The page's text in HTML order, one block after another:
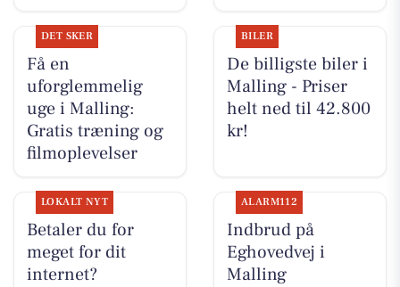
DET SKER
Få en
uforglemmelig
uge i Malling:
Gratis træning og
filmoplevelser
BILER
De billigste biler i
Malling - Priser
helt ned til 42.800
kr!
LOKALT NYT
Betaler du for
meget for dit
internet?
ALARM112
Indbrud på
Eghovedvej i
Malling